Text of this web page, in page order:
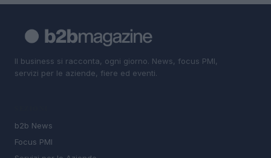
Il business si racconta, ogni giorno. News, focus PMI,
servizi per le aziende, fiere ed eventi.
b2b News
Focus PMI